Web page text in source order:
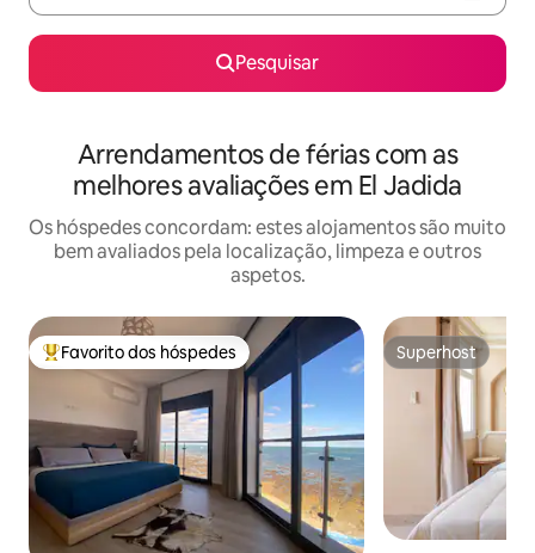
Pesquisar
Arrendamentos de férias com as
melhores avaliações em El Jadida
Os hóspedes concordam: estes alojamentos são muito
bem avaliados pela localização, limpeza e outros
aspetos.
Favoritos dos hóspedes mais apreciados
Favorito dos hóspedes Superhost
Superhost